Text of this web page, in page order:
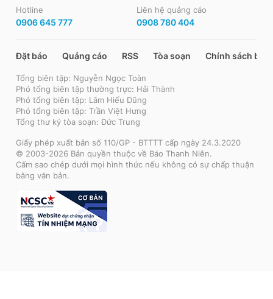
Hotline
0906 645 777
Liên hệ quảng cáo
0908 780 404
Đặt báo Quảng cáo RSS Tòa soạn Chính sách bảo
Tổng biên tập: Nguyễn Ngọc Toàn
Phó tổng biên tập thường trực: Hải Thành
Phó tổng biên tập: Lâm Hiếu Dũng
Phó tổng biên tập: Trần Việt Hưng
Tổng thư ký tòa soạn: Đức Trung
Giấy phép xuất bản số 110/GP - BTTTT cấp ngày 24.3.2020
© 2003-2026 Bản quyền thuộc về Báo Thanh Niên.
Cấm sao chép dưới mọi hình thức nếu không có sự chấp thuận
bằng văn bản.